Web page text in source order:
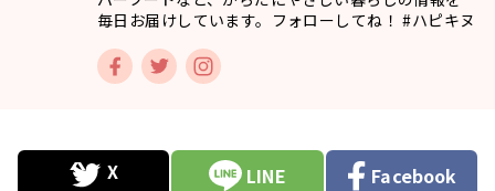
毎日お届けしています。フォローしてね！ #ハピキヌ
LINE Facebook